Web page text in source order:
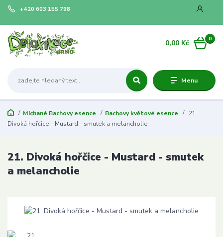
Menu
+420 603 155 798
0
0,00 Kč
Míchané Bachovy esence Bachovy květové esence
21.
Divoká hořčice - Mustard - smutek a melancholie
21. Divoká hořčice - Mustard - smutek
a melancholie